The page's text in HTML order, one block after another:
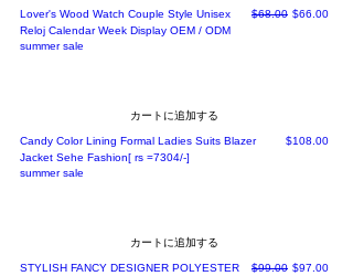
Lover's Wood Watch Couple Style Unisex
Reloj Calendar Week Display OEM / ODM
通常価格
$68.00 セール価格
$66.00
summer sale
カートに追加する
Candy Color Lining Formal Ladies Suits Blazer
Jacket Sehe Fashion[ rs =7304/-]
価格
$108.00
summer sale
カートに追加する
STYLISH FANCY DESIGNER POLYESTER
通常価格
$99.00 セール価格
$97.00